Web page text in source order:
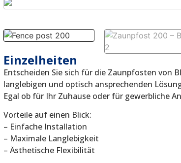
Einzelheiten
Entscheiden Sie sich für die Zaunpfosten von
langlebigen und optisch ansprechenden
Egal ob für Ihr Zuhause oder für gewerbliche
Vorteile auf einen Blick:
– Einfache Installation
– Maximale Langlebigkeit
– Ästhetische Flexibilität